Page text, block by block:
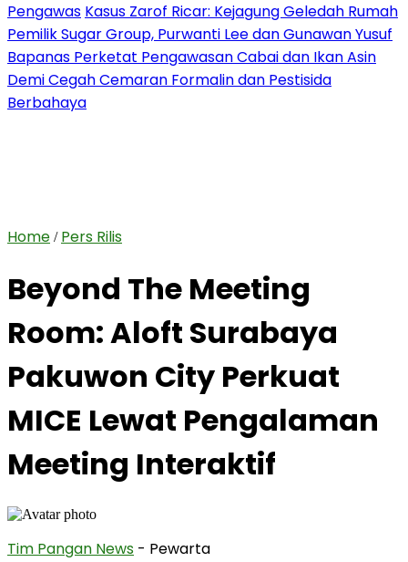
Pengawas Kasus Zarof Ricar: Kejagung Geledah Rumah
Pemilik Sugar Group, Purwanti Lee dan Gunawan Yusuf
Bapanas Perketat Pengawasan Cabai dan Ikan Asin
Demi Cegah Cemaran Formalin dan Pestisida
Berbahaya
Home / Pers Rilis
Beyond The Meeting
Room: Aloft Surabaya
Pakuwon City Perkuat
MICE Lewat Pengalaman
Meeting Interaktif
Tim Pangan News - Pewarta